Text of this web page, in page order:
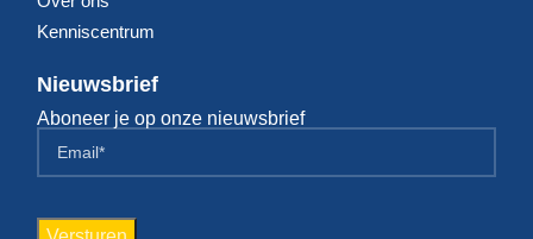
Kenniscentrum
Nieuwsbrief
Aboneer je op onze nieuwsbrief